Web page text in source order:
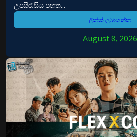
උපසිරැසිය පහත...
ලින්ක් ලබාගන්න
August 8, 2026